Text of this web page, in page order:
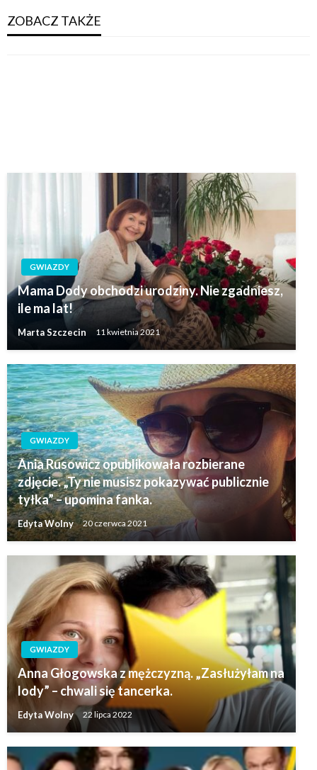
ZOBACZ TAKŻE
GWIAZDY
Mama Dody obchodzi urodziny. Nie zgadniesz,
ile ma lat!
Marta Szczecin 11 kwietnia 2021
GWIAZDY
Ania Rusowicz opublikowała rozbierane
zdjęcie. „Ty nie musisz pokazywać publicznie
tyłka” – upomina fanka.
Edyta Wolny 20 czerwca 2021
GWIAZDY
Anna Głogowska z mężczyzną. „Zasłużyłam na
lody” – chwali się tancerka.
Edyta Wolny 22 lipca 2022